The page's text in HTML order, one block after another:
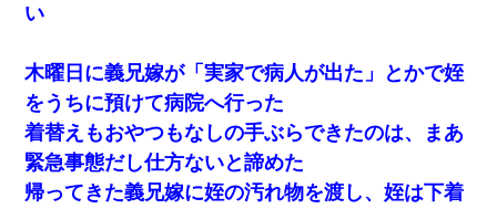
い
木曜日に義兄嫁が「実家で病人が出た」とかで姪
をうちに預けて病院へ行った
着替えもおやつもなしの手ぶらできたのは、まあ
緊急事態だし仕方ないと諦めた
帰ってきた義兄嫁に姪の汚れ物を渡し、姪は下着